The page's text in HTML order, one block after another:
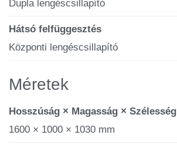
Dupla lengéscsillapító
Hátsó felfüggesztés
Központi lengéscsillapító
Méretek
Hosszúság × Magasság × Szélesség
1600 × 1000 × 1030 mm